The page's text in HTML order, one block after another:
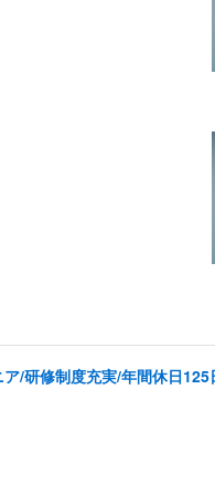
/研修制度充実/年間休日125